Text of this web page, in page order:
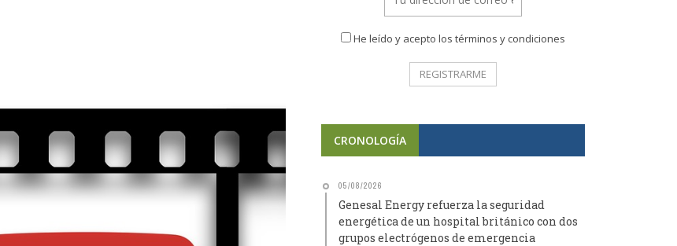
He leído y acepto los términos y condiciones
CRONOLOGÍA
05/08/2026
Genesal Energy refuerza la seguridad
energética de un hospital británico con dos
grupos electrógenos de emergencia